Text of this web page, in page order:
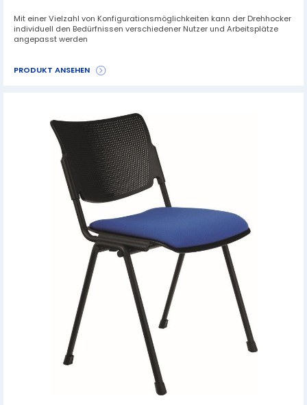
Mit einer Vielzahl von Konfigurationsmöglichkeiten kann der Drehhocker
individuell den Bedürfnissen verschiedener Nutzer und Arbeitsplätze
angepasst werden
PRODUKT ANSEHEN